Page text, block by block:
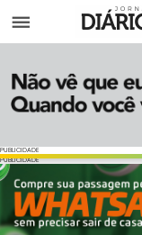
Menu
PUBLICIDADE
PUBLICIDADE